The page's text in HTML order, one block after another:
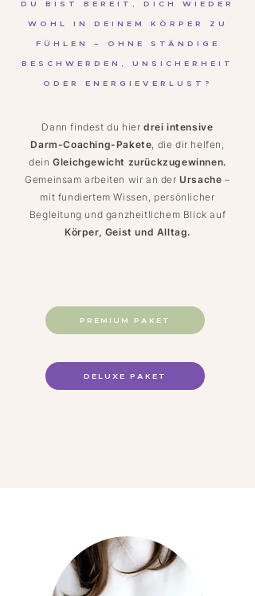
DU BIST BEREIT, DICH WIEDER
WOHL IN DEINEM KÖRPER ZU
FÜHLEN – OHNE STÄNDIGE
BESCHWERDEN, UNSICHERHEIT
ODER ENERGIEVERLUST?
Dann findest du hierdrei intensive
Darm-Coaching-Pakete, die dir helfen,
deinGleichgewicht zurückzugewinnen.
Gemeinsam arbeiten wir an derUrsache –
mit fundiertem Wissen, persönlicher
Begleitung und ganzheitlichem Blick auf
Körper, Geist und Alltag.
DELUXE PAKET
PREMIUM PAKET